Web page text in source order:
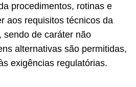
procedimentos, rotinas e
aos requisitos técnicos da
sendo de caráter não
alternativas são permitidas,
exigências regulatórias.